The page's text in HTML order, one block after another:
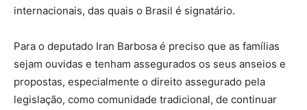
internacionais, das quais o Brasil é signatário.
Para o deputado Iran Barbosa é preciso que as famílias
sejam ouvidas e tenham assegurados os seus anseios e
propostas, especialmente o direito assegurado pela
legislação, como comunidade tradicional, de continuar